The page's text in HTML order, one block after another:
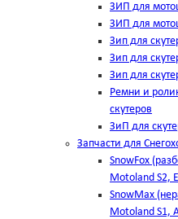
ЗИП для
ЗИП для
Зип для
Зип для
Зип для
Ремни и
скутеров
ЗиП для
Запчасти для
SnowFox
Motoland S2,
SnowMax
Motoland S1,